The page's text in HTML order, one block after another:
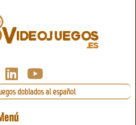
doblados al español